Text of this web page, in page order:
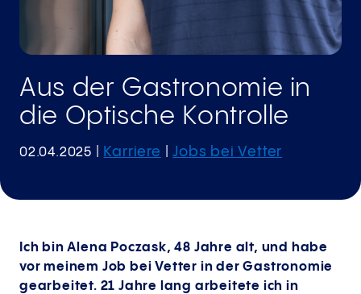
Aus der Gastronomie in
die Optische Kontrolle
02.04.2025 Karriere |Jobs bei Vetter
Ich bin Alena Poczask, 48 Jahre alt, und habe
vor meinem Job bei Vetter in der Gastronomie
gearbeitet. 21 Jahre lang arbeitete ich in